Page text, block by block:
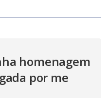
homenagem
por me